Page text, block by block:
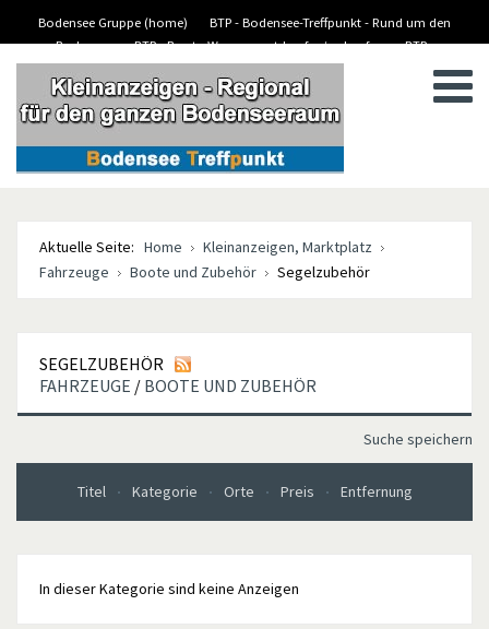
Bodensee Gruppe (home)
BTP - Bodensee-Treffpunkt - Rund um den
Bodensee
BTP - Boote-Wassersport-kaufen/verkaufen
BTP -
BTP - Kleinanzeigen
Aktuelle Seite: Home
Kleinanzeigen, Marktplatz
Fahrzeuge
Boote und Zubehör Segelzubehör
SEGELZUBEHÖR
FAHRZEUGE / BOOTE UND ZUBEHÖR
Suche speichern
Titel Kategorie Orte Preis Entfernung
In dieser Kategorie sind keine Anzeigen